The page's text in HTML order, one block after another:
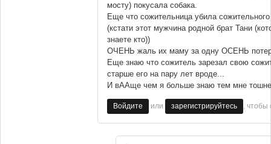
мосту) покусала собака.
Еще что сожительница убила
(кстати этот мужчина родной брат Тани
знаете кто))
ОЧЕНЬ жаль их маму за одну ОСЕНЬ
Еще знаю что сожитель зарезал свою
старше его на пару лет вроде...
И вААще чем я больше знаю тем мне
Войдите или зарегистрируйтесь , чтобы